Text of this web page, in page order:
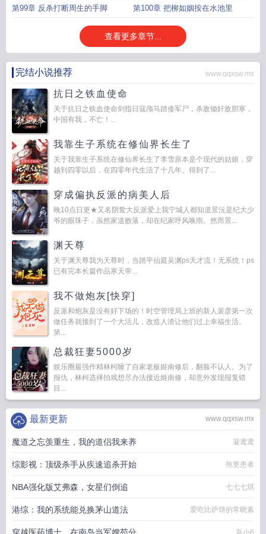
别玩火自焚
第99章 反杀打断周生的手脚 第100章 把柳如姻按在水池里
查看更多章节...
完结小说推荐 www.qqxsw.mx
抗日之铁血使命
关于抗日之铁血使命剑指日寇颅马踏倭军尸，杀敌锄奸敌胆寒，
中国有我，不亡！...
我靠生子系统在修仙界长生了
关于我靠生子系统在修仙界长生了李雪原本是个现代的姑娘，穿
越到四零以后，在四零年代生活了十几年。得到了...
穿成偏执反派的病美人后
晚10点日更★又名阴鸷大反派爱上我宁城人都知道景沅是纪大少
爷的眼珠子，虽然家道败落，却在纪家呼风唤雨。然而景...
渊天尊
关于渊天尊我为天尊时，当踏平仙庭吴渊ps天才流！无系统！ps
已有完本长篇作品寒天帝...
我不做炮灰[快穿]
反派和炮灰是没有好下场的！时空管理局上班的新人裴彦第一次
做任务就接到了一个大活儿，改造人渣让他们过上幸福生活。
第...
总裁狂妻5000岁
娱乐圈最强作精林柯睡了自家老板姬南修后，翻脸不认人。为了
报仇，林柯选择拍戏想尽办法接近姬南修，却意外发现报复错
目...
www.qqxsw.mx
最新更新
魔道之忘羡重生，我的道侣我来养 凝鸢鸢
综影视：顶级杀手从疾速追杀开始 拖更患者
NBA强化版艾弗森，女星们倒追 七七七琪
港综：我的系统能兑换茅山道法 爱吃比萨饼的常晓素
吾小6